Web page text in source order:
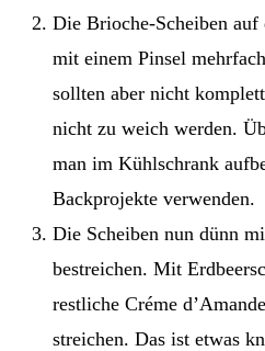
Die Brioche-Scheiben auf
mit einem Pinsel
sollten aber nicht
nicht zu weich werden.
man im Kühlschrank
Backprojekte verwenden.
Die Scheiben nun dünn
bestreichen. Mit
restliche Créme
streichen. Das ist etwas